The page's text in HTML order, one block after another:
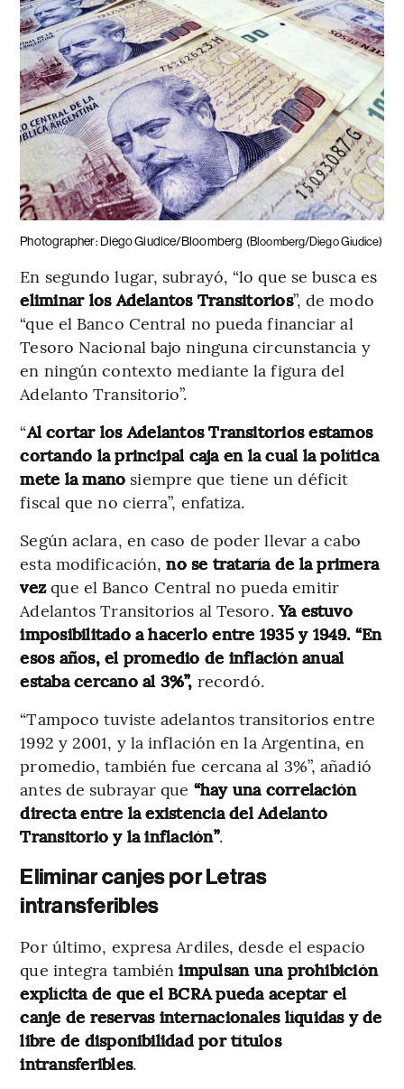
Photographer: Diego Giudice/Bloomberg (Bloomberg/Diego Giudice)
En segundo lugar, subrayó, “lo que se busca es
eliminar los Adelantos Transitorios”, de modo
“que el Banco Central no pueda financiar al
Tesoro Nacional bajo ninguna circunstancia y
en ningún contexto mediante la figura del
Adelanto Transitorio”.
“Al cortar los Adelantos Transitorios estamos
cortando la principal caja en la cual la política
mete la mano siempre que tiene un déficit
fiscal que no cierra”, enfatiza.
Según aclara, en caso de poder llevar a cabo
esta modificación,no se trataría de la primera
vezque el Banco Central no pueda emitir
Adelantos Transitorios al Tesoro.Ya estuvo
imposibilitado a hacerlo entre 1935 y 1949. “En
esos años, el promedio de inflación anual
estaba cercano al 3%”, recordó.
“Tampoco tuviste adelantos transitorios entre
1992 y 2001, y la inflación en la Argentina, en
promedio, también fue cercana al 3%”, añadió
antes de subrayar que “hay una correlación
directa entre la existencia del Adelanto
Transitorio y la inflación”.
Eliminar canjes por Letras
intransferibles
Por último, expresa Ardiles, desde el espacio
que integra tambiénimpulsan una prohibición
explícita de que el BCRA pueda aceptar el
canje de reservas internacionales líquidas y de
libre de disponibilidad por títulos
intransferibles.